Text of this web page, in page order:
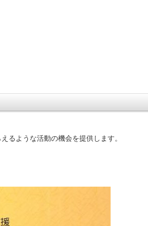
るような活動の機会を提供します。